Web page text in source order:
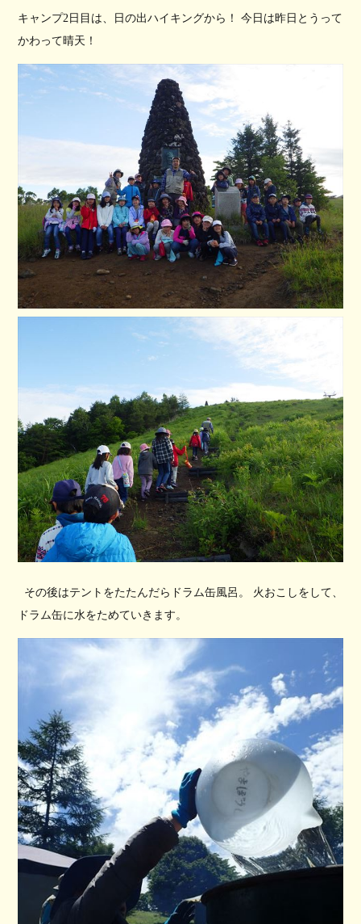
キャンプ2日目は、日の出ハイキングから！ 今日は昨日とうって
かわって晴天！
その後はテントをたたんだらドラム缶風呂。 火おこしをして、
ドラム缶に水をためていきます。